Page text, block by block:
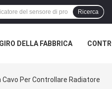
Ricerca
GIRO DELLA FABBRICA
Per Controllare Radiatore